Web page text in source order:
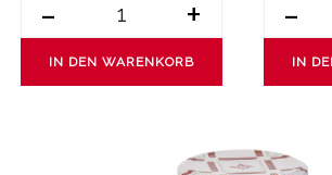
- +
IN DEN WARENKORB
-
IN